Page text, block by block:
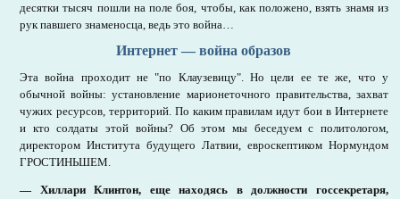
десятки тысяч пошли на поле боя, чтобы, как положено, взять знамя из
рук павшего знаменосца, ведь это война…
Интернет — война образов
Эта война проходит не "по Клаузевицу". Но цели ее те же, что у
обычной войны: установление марионеточного правительства, захват
чужих ресурсов, территорий. По каким правилам идут бои в Интернете
и кто солдаты этой войны? Об этом мы беседуем с политологом,
директором Института будущего Латвии, евроскептиком Нормундом
ГРОСТИНЬШЕМ.
— Хиллари Клинтон, еще находясь в должности госсекретаря,